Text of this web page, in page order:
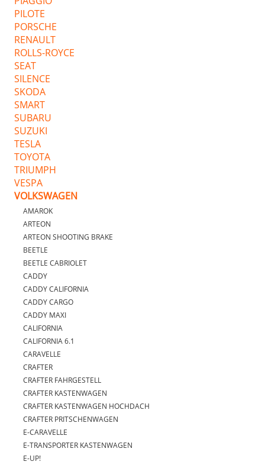
PILOTE
PORSCHE
RENAULT
ROLLS-ROYCE
SEAT
SILENCE
SKODA
SMART
SUBARU
SUZUKI
TESLA
TOYOTA
TRIUMPH
VESPA
VOLKSWAGEN
AMAROK
ARTEON
ARTEON SHOOTING BRAKE
BEETLE
BEETLE CABRIOLET
CADDY
CADDY CALIFORNIA
CADDY CARGO
CADDY MAXI
CALIFORNIA
CALIFORNIA 6.1
CARAVELLE
CRAFTER
CRAFTER FAHRGESTELL
CRAFTER KASTENWAGEN
CRAFTER KASTENWAGEN HOCHDACH
CRAFTER PRITSCHENWAGEN
E-CARAVELLE
E-TRANSPORTER KASTENWAGEN
E-UP!